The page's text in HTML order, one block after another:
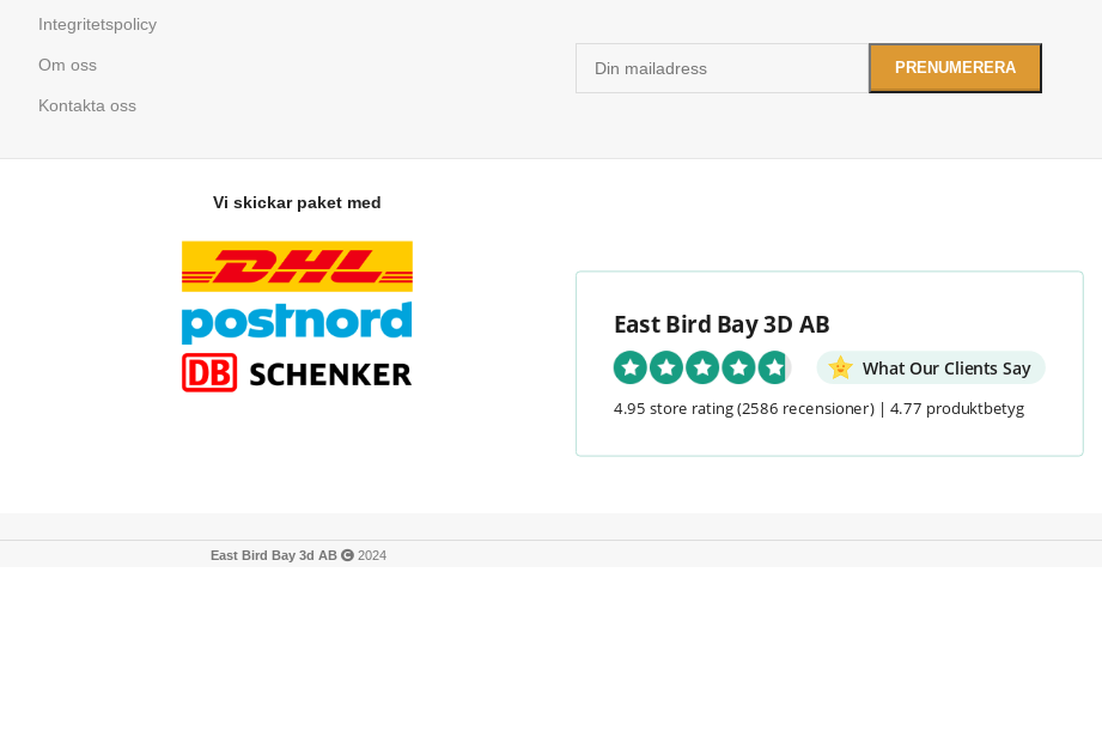
Integritetspolicy
Om oss
Kontakta oss
Vi skickar paket med
East Bird Bay 3D AB
What Our Clients Say
4.95 store rating(2586 recensioner)|4.77 produktbetyg
East Bird Bay 3d AB 2024